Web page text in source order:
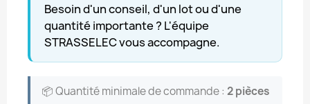
Besoin d'un conseil, d'un lot ou d'une
quantité importante ? L'équipe
STRASSELEC vous accompagne.
📦 Quantité minimale de commande : 2 pièces